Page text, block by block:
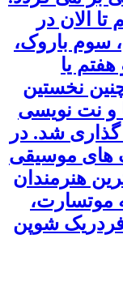
الان در
سوم باروک،
یا
نخستین
و نت نویسی
شد. در
های موسیقی
هنرمندان
موتسارت،
فردریک شوپن